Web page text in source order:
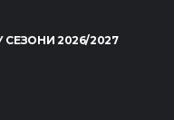
2026/2027